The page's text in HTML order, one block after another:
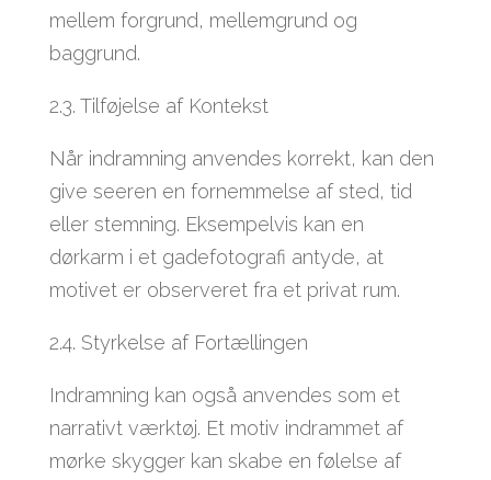
mellem forgrund, mellemgrund og
baggrund.
2.3. Tilføjelse af Kontekst
Når indramning anvendes korrekt, kan den
give seeren en fornemmelse af sted, tid
eller stemning. Eksempelvis kan en
dørkarm i et gadefotografi antyde, at
motivet er observeret fra et privat rum.
2.4. Styrkelse af Fortællingen
Indramning kan også anvendes som et
narrativt værktøj. Et motiv indrammet af
mørke skygger kan skabe en følelse af